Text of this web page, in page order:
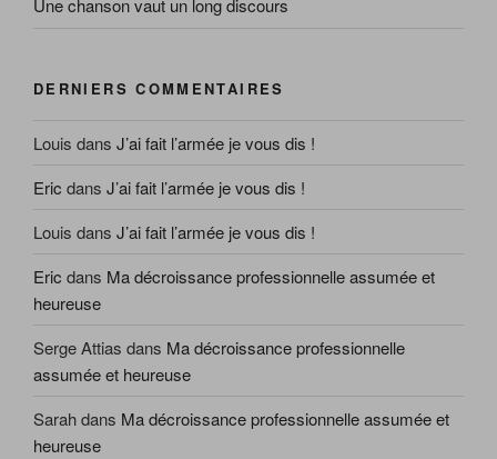
Une chanson vaut un long discours
DERNIERS COMMENTAIRES
Louis dans J’ai fait l’armée je vous dis !
Eric dans J’ai fait l’armée je vous dis !
Louis dans J’ai fait l’armée je vous dis !
Eric dans Ma décroissance professionnelle assumée et
heureuse
Serge Attias dans Ma décroissance professionnelle
assumée et heureuse
Sarahdans Ma décroissance professionnelle assumée et
heureuse